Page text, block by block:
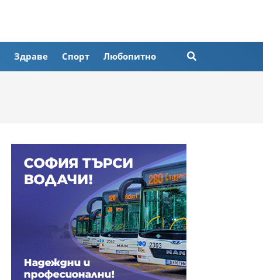
Здраве Спорт Любопитно